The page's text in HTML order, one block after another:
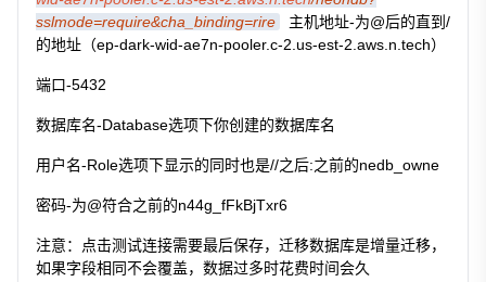
sslmode=require&cha_binding=rire
主机地址-为@后的直到/
的地址（ep-dark-wid-ae7n-pooler.c-2.us-est-2.aws.n.tech）
端口-5432
数据库名-Database选项下你创建的数据库名
用户名-Role选项下显示的同时也是//之后:之前的nedb_owne
密码-为@符合之前的n44g_fFkBjTxr6
注意：点击测试连接需要最后保存，迁移数据库是增量迁移，
如果字段相同不会覆盖，数据过多时花费时间会久